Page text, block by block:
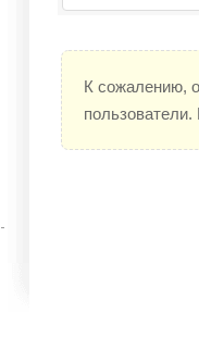
К сожалению,